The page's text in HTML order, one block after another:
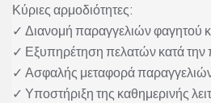
Κύριες αρμοδιότητες:
✓ Διανομή παραγγελιών φαγητού
✓ Εξυπηρέτηση πελατών κατά
✓ Ασφαλής μεταφορά
✓ Υποστήριξη της καθημερινής